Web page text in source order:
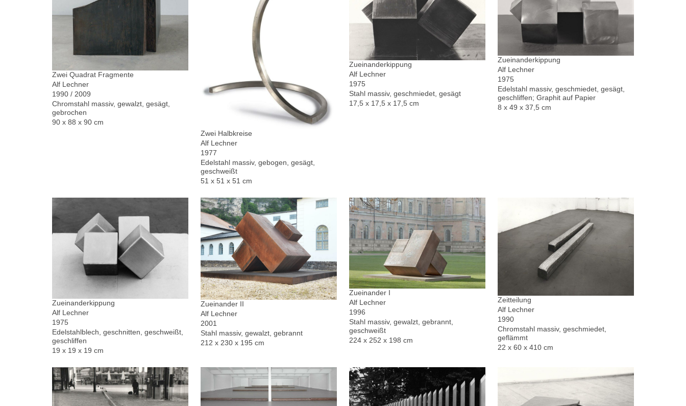
Zwei Quadrat Fragmente
Alf Lechner
1990 / 2009
Chromstahl massiv, gewalzt, gesägt,
gebrochen
90 x 88 x 90 cm
Zwei Halbkreise
Alf Lechner
1977
Edelstahl massiv, gebogen, gesägt,
geschweißt
51 x 51 x 51 cm
Zueinanderkippung
Alf Lechner
1975
Stahl massiv, geschmiedet, gesägt
17,5 x 17,5 x 17,5 cm
Zueinanderkippung
Alf Lechner
1975
Edelstahl massiv, geschmiedet, gesägt,
geschliffen; Graphit auf Papier
8 x 49 x 37,5 cm
Zueinanderkippung
Alf Lechner
1975
Edelstahlblech, geschnitten, geschweißt,
geschliffen
19 x 19 x 19 cm
Zueinander II
Alf Lechner
2001
Stahl massiv, gewalzt, gebrannt
212 x 230 x 195 cm
Zueinander I
Alf Lechner
1996
Stahl massiv, gewalzt, gebrannt,
geschweißt
224 x 252 x 198 cm
Zeitteilung
Alf Lechner
1990
Chromstahl massiv, geschmiedet,
geflämmt
22 x 60 x 410 cm